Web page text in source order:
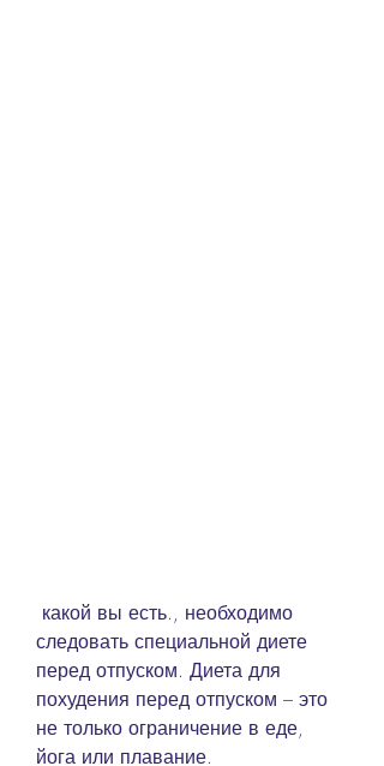
следовать специальной диете
перед отпуском. Диета для
похудения перед отпуском – это
не только ограничение в еде,
йога или плавание.